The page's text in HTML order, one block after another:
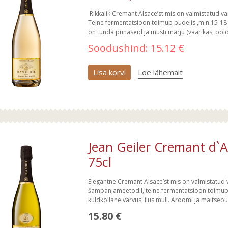
Rikkalik Cremant Alsace’st mis on valmistatud
Teine fermentatsioon toimub pudelis ,min.15-
on tunda punaseid ja musti marju (vaarikas,
Soodushind: 15.12 €
Lisa korvi Loe lähemalt
Jean Geiler Cremant
75cl
Elegantne Cremant Alsace’st mis on
šampanjameetodil, teine fermentatsioon
kuldkollane värvus, ilus mull. Aroomi ja
15.80 €